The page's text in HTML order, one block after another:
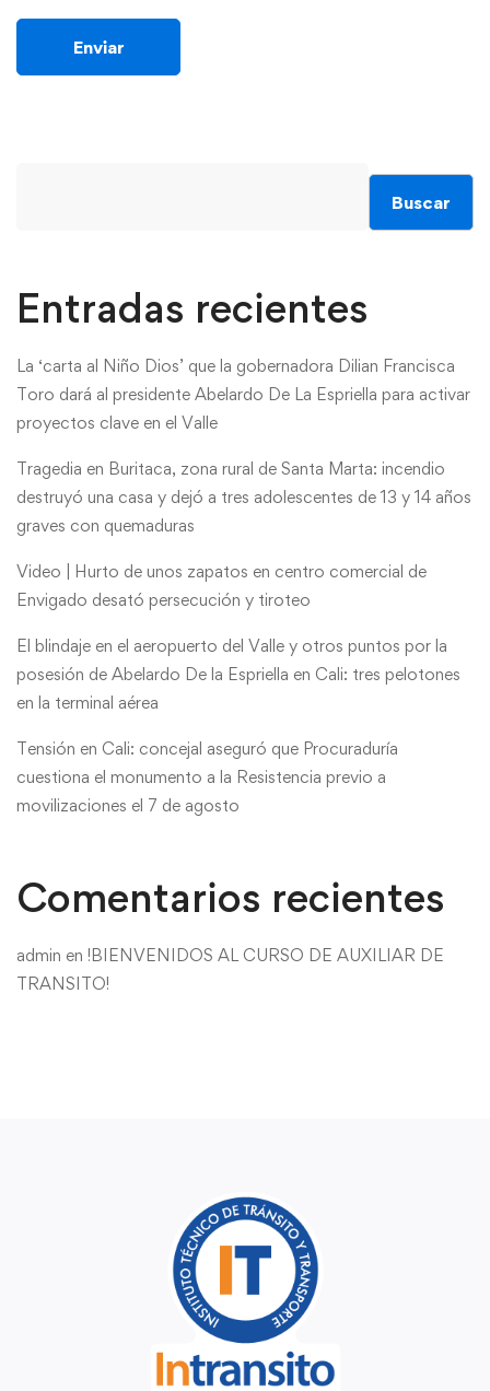
Buscar
Entradas recientes
La ‘carta al Niño Dios’ que la gobernadora Dilian Francisca
Toro dará al presidente Abelardo De La Espriella para activar
proyectos clave en el Valle
Tragedia en Buritaca, zona rural de Santa Marta: incendio
destruyó una casa y dejó a tres adolescentes de 13 y 14 años
graves con quemaduras
Video | Hurto de unos zapatos en centro comercial de
Envigado desató persecución y tiroteo
El blindaje en el aeropuerto del Valle y otros puntos por la
posesión de Abelardo De la Espriella en Cali: tres pelotones
en la terminal aérea
Tensión en Cali: concejal aseguró que Procuraduría
cuestiona el monumento a la Resistencia previo a
movilizaciones el 7 de agosto
Comentarios recientes
admin en !BIENVENIDOS AL CURSO DE AUXILIAR DE
TRANSITO!